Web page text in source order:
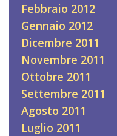
Febbraio 2012
Gennaio 2012
Dicembre 2011
Novembre 2011
Ottobre 2011
Settembre 2011
Agosto 2011
Luglio 2011